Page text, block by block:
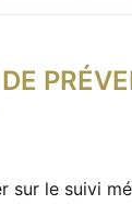
sur le suivi